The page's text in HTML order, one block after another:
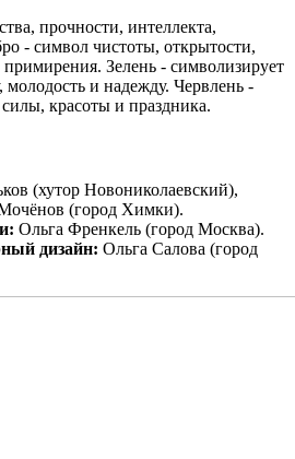
прочности, интеллекта,
- символ чистоты, открытости,
Зелень - символизирует
молодость и надежду. Червлень -
красоты и праздника.
(хутор Новониколаевский),
(город Химки).
Ольга Френкель (город Москва).
дизайн: Ольга Салова (город